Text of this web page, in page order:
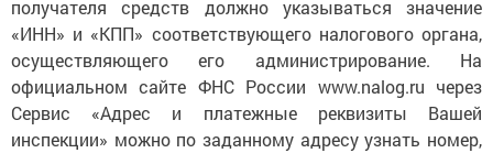
получателя средств должно указываться значение
«ИНН» и «КПП» соответствующего налогового органа,
осуществляющего его администрирование. На
официальном сайте ФНС России www.nalog.ru через
Сервис «Адрес и платежные реквизиты Вашей
инспекции» можно по заданному адресу узнать номер,